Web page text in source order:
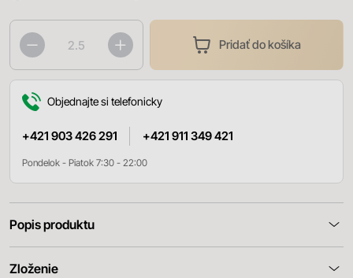
Pridať do košíka
Objednajte si telefonicky
+421 903 426 291 +421 911 349 421
Pondelok - Piatok 7:30 - 22:00
Popis produktu
Zloženie